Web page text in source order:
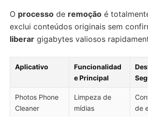
O processo de remoção é
exclui conteúdos originais sem
liberar gigabytes valiosos
Aplicativo
Funcionalidad
e Principal
Photos Phone
Cleaner
Limpeza de
mídias
de